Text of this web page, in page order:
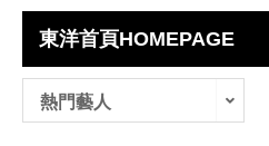
東洋首頁HOMEPAGE
熱門藝人